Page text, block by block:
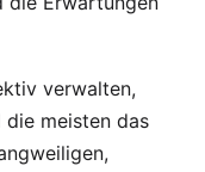
verwalten,
die meisten das